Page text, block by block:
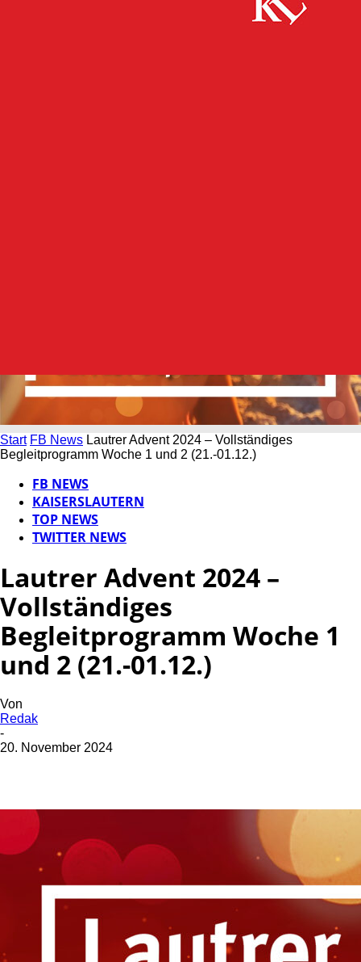
Start FB News Lautrer Advent 2024 – Vollständiges
Begleitprogramm Woche 1 und 2 (21.-01.12.)
FB NEWS
KAISERSLAUTERN
TOP NEWS
TWITTER NEWS
Lautrer Advent 2024 –
Vollständiges
Begleitprogramm Woche 1
und 2 (21.-01.12.)
Von
Redak
-
20. November 2024